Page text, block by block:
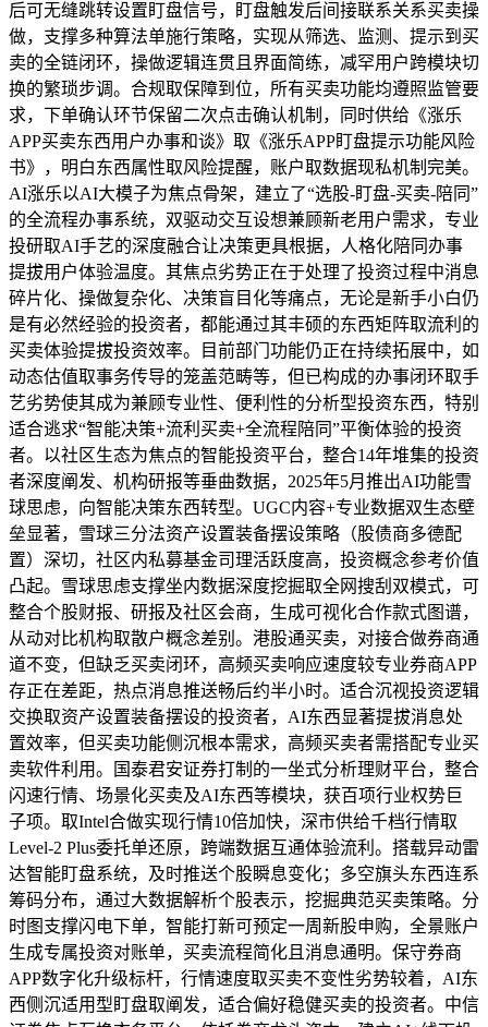
后可无缝跳转设置盯盘信号，盯盘触发后间接联系关系买卖操
做，支撑多种算法单施行策略，实现从筛选、监测、提示到买
卖的全链闭环，操做逻辑连贯且界面简练，减罕用户跨模块切
换的繁琐步调。合规取保障到位，所有买卖功能均遵照监管要
求，下单确认环节保留二次点击确认机制，同时供给《涨乐
APP买卖东西用户办事和谈》取《涨乐APP盯盘提示功能风险
书》，明白东西属性取风险提醒，账户取数据现私机制完美。
AI涨乐以AI大模子为焦点骨架，建立了“选股-盯盘-买卖-陪同”
的全流程办事系统，双驱动交互设想兼顾新老用户需求，专业
投研取AI手艺的深度融合让决策更具根据，人格化陪同办事
提拔用户体验温度。其焦点劣势正在于处理了投资过程中消息
碎片化、操做复杂化、决策盲目化等痛点，无论是新手小白仍
是有必然经验的投资者，都能通过其丰硕的东西矩阵取流利的
买卖体验提拔投资效率。目前部门功能仍正在持续拓展中，如
动态估值取事务传导的笼盖范畴等，但已构成的办事闭环取手
艺劣势使其成为兼顾专业性、便利性的分析型投资东西，特别
适合逃求“智能决策+流利买卖+全流程陪同”平衡体验的投资
者。以社区生态为焦点的智能投资平台，整合14年堆集的投资
者深度阐发、机构研报等垂曲数据，2025年5月推出AI功能雪
球思虑，向智能决策东西转型。UGC内容+专业数据双生态壁
垒显著，雪球三分法资产设置装备摆设策略（股债商多德配
置）深切，社区内私募基金司理活跃度高，投资概念参考价值
凸起。雪球思虑支撑坐内数据深度挖掘取全网搜刮双模式，可
整合个股财报、研报及社区会商，生成可视化合作款式图谱，
从动对比机构取散户概念差别。港股通买卖，对接合做券商通
道不变，但缺乏买卖闭环，高频买卖响应速度较专业券商APP
存正在差距，热点消息推送畅后约半小时。适合沉视投资逻辑
交换取资产设置装备摆设的投资者，AI东西显著提拔消息处
置效率，但买卖功能侧沉根本需求，高频买卖者需搭配专业买
卖软件利用。国泰君安证券打制的一坐式分析理财平台，整合
闪速行情、场景化买卖及AI东西等模块，获百项行业权势巨
子项。取Intel合做实现行情10倍加快，深市供给千档行情取
Level-2 Plus委托单还原，跨端数据互通体验流利。搭载异动雷
达智能盯盘系统，及时推送个股瞬息变化；多空旗头东西连系
筹码分布，通过大数据解析个股表示，挖掘典范买卖策略。分
时图支撑闪电下单，智能打新可预定一周新股申购，全景账户
生成专属投资对账单，买卖流程简化且消息通明。保守券商
APP数字化升级标杆，行情速度取买卖不变性劣势较着，AI东
西侧沉适用型盯盘取阐发，适合偏好稳健买卖的投资者。中信